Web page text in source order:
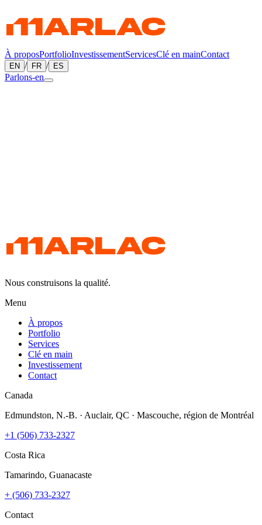
À proposPortfolioInvestissementServicesClé en mainContact
EN / FR / ES
Parlons-en
Nous construisons la qualité.
Menu
À propos
Portfolio
Services
Clé en main
Investissement
Contact
Canada
Edmundston, N.-B. · Auclair, QC · Mascouche, région de Montréal
+1 (506) 733-2327
Costa Rica
Tamarindo, Guanacaste
+ (506) 733-2327
Contact